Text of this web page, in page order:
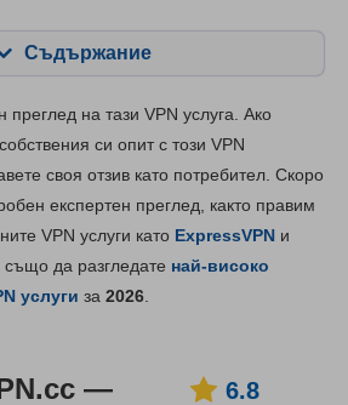
Съдържание
6.8
7.4
7.4
на тази VPN услуга. Ако
си опит с този VPN
своя отзив като потребител. Скоро
експертен преглед, както правим
VPN услуги като ExpressVPN и
също да разгледате най-високо
услуги за 2026
—
6.8